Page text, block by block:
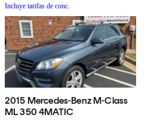
Incluye tarifas de conc.
2015 Mercedes-Benz M-Class
ML 350 4MATIC